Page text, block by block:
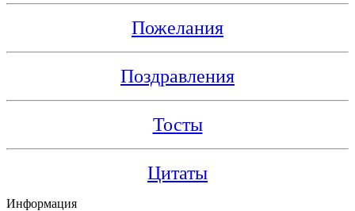
Пожелания
Поздравления
Тосты
Цитаты
Информация